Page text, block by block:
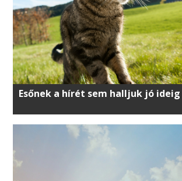
Esőnek a hírét sem halljuk jó ideig